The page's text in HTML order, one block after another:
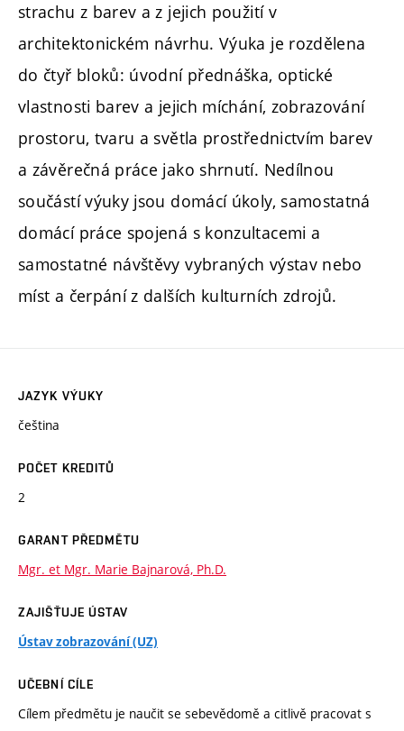
strachu z barev a z jejich použití v
architektonickém návrhu. Výuka je rozdělena
do čtyř bloků: úvodní přednáška, optické
vlastnosti barev a jejich míchání, zobrazování
prostoru, tvaru a světla prostřednictvím barev
a závěrečná práce jako shrnutí. Nedílnou
součástí výuky jsou domácí úkoly, samostatná
domácí práce spojená s konzultacemi a
samostatné návštěvy vybraných výstav nebo
míst a čerpání z dalších kulturních zdrojů.
JAZYK VÝUKY
čeština
POČET KREDITŮ
2
GARANT PŘEDMĚTU
Mgr. et Mgr. Marie Bajnarová, Ph.D.
ZAJIŠŤUJE ÚSTAV
Ústav zobrazování (UZ)
UČEBNÍ CÍLE
Cílem předmětu je naučit se sebevědomě a citlivě pracovat s